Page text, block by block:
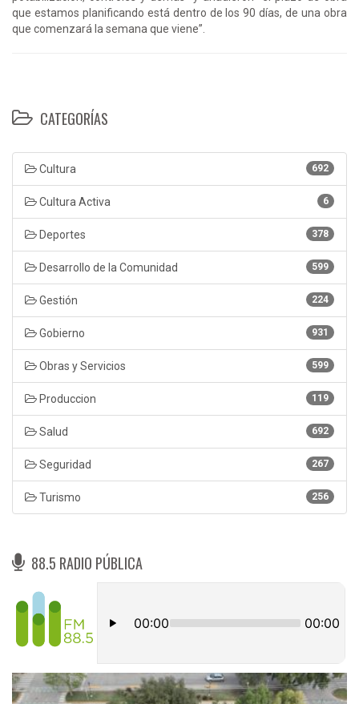
que estamos planificando está dentro de los 90 días, de una obra
que comenzará la semana que viene”.
CATEGORÍAS
692
Cultura
6
Cultura Activa
378
Deportes
599
Desarrollo de la Comunidad
224
Gestión
931
Gobierno
599
Obras y Servicios
119
Produccion
692
Salud
267
Seguridad
256
Turismo
88.5 RADIO PÚBLICA